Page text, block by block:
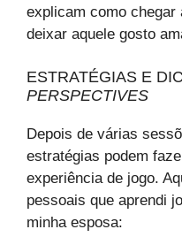
explicam como
deixar aquele gosto
ESTRATÉGIAS E
PERSPECTIVES
Depois de várias
estratégias podem
experiência de jogo.
pessoais que aprendi
minha esposa: